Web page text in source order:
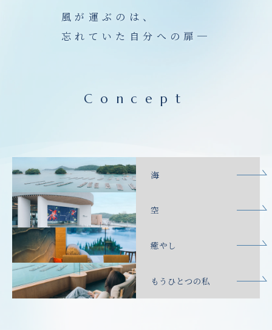
風が運ぶのは、
忘れていた自分への扉─
Concept
海
空
癒やし
もうひとつの私